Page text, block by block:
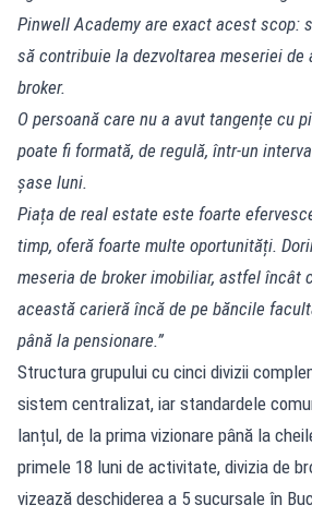
Pinwell Academy are exact acest scop:
să contribuie la dezvoltarea meseriei
broker.
O persoană care nu a avut tangențe cu
poate fi formată, de regulă, într-un
șase luni.
Piața de real estate este foarte
timp, oferă foarte multe oportunități.
meseria de broker imobiliar, astfel încât
această carieră încă de pe băncile
până la pensionare.”
Structura grupului cu cinci divizii
sistem centralizat, iar standardele
lanțul, de la prima vizionare până la
primele 18 luni de activitate, divizia de
vizează deschiderea a 5 sucursale în